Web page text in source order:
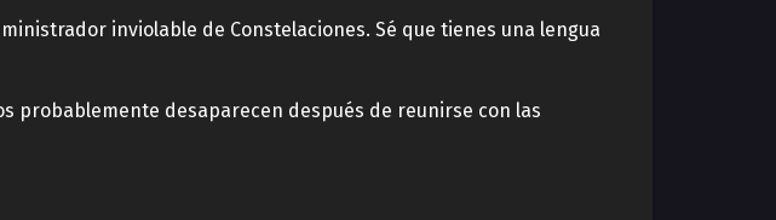
inviolable de Constelaciones. Sé que tienes una lengua
probablemente desaparecen después de reunirse con las